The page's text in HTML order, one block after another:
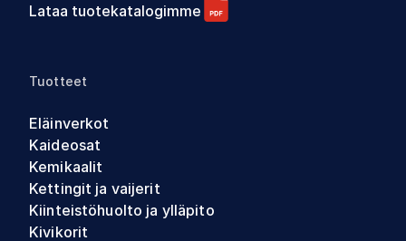
Lataa tuotekatalogimme
Tuotteet
Eläinverkot
Kaideosat
Kemikaalit
Kettingit ja vaijerit
Kiinteistöhuolto ja ylläpito
Kivikorit